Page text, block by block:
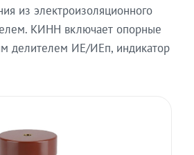
из электроизоляционного
КИНН включает опорные
делителем ИЕ/ИЕп, индикатор